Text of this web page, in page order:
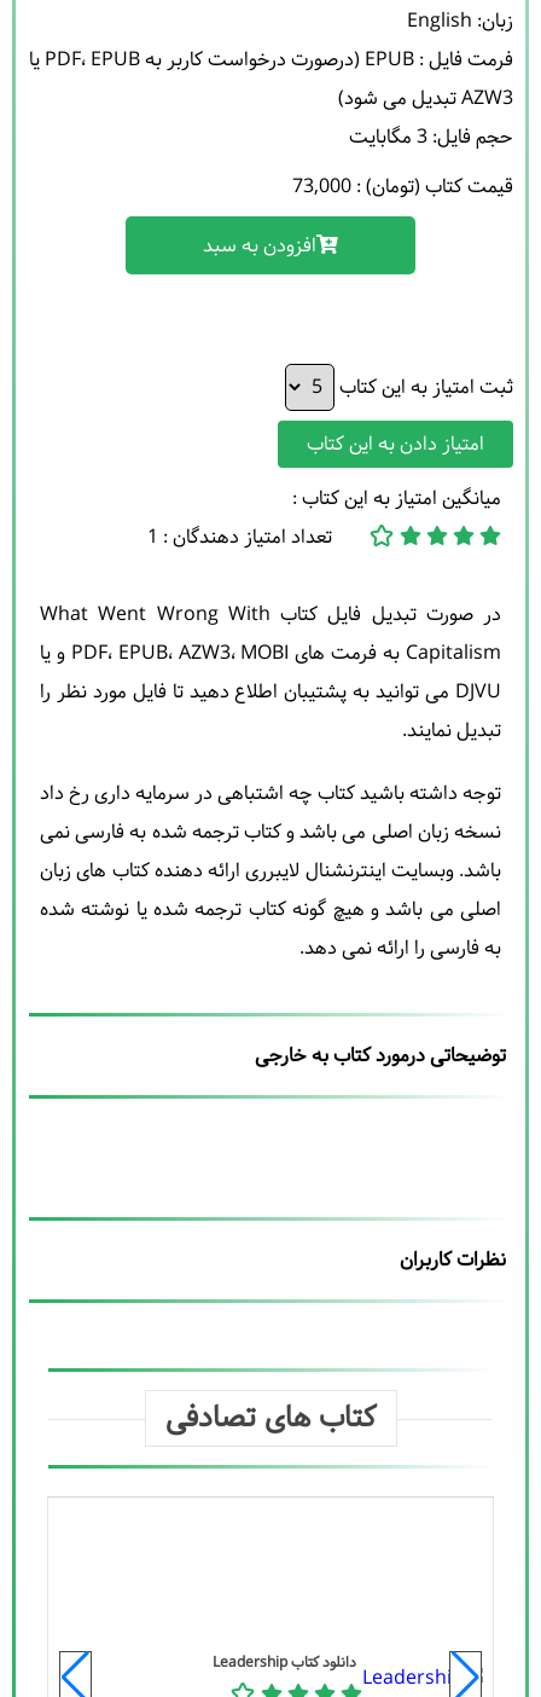
حجم فایل: 3 مگابایت
قیمت کتاب (تومان) : 73,000
افزودن به سبد
ثبت امتیاز به این کتاب
امتیاز دادن به این کتاب
میانگین امتیاز به این کتاب :
تعداد امتیاز دهندگان : 1
در صورت تبدیل فایل کتاب What Went Wrong With
Capitalism به فرمت های PDF، EPUB، AZW3، MOBI و یا
DJVU می توانید به پشتیبان اطلاع دهید تا فایل مورد نظر را
تبدیل نمایند.
توجه داشته باشید کتاب چه اشتباهی در سرمایه داری رخ داد
نسخه زبان اصلی می باشد و کتاب ترجمه شده به فارسی نمی
باشد. وبسایت اینترنشنال لایبرری ارائه دهنده کتاب های زبان
اصلی می باشد و هیچ گونه کتاب ترجمه شده یا نوشته شده
به فارسی را ارائه نمی دهد.
توضیحاتی درمورد کتاب به خارجی
نظرات کاربران
کتاب های تصادفی
دانلود کتاب Leadership